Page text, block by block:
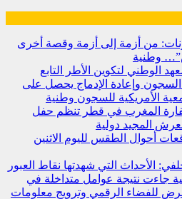
من أزمة إلى أزمة وقصة أخرى
وطنية
الوطني لتكوين الأطر التابع
السجون وإعادة الإدماج يحصل على
الأمريكية للسجون وطنية
المغرب في قطر تنظم حفل
المجيد دولية
أحوال الطقس لليوم الاثنين
الأحداث التي شهدتها نقاط العبور
جاءت نتيجة عوامل متداخلة في
للفضاء الرقمي وترويج معلومات